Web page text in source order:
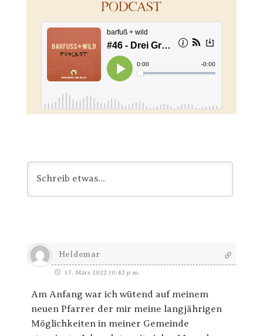
PODCAST
Heldemar
17. März 2022 10:42 p.m.
Am Anfang war ich wütend auf meinem
neuen Pfarrer der mir meine langjährigen
Möglichkeiten in meiner Gemeinde